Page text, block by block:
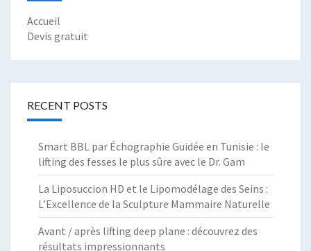
Accueil
Devis gratuit
RECENT POSTS
Smart BBL par Échographie Guidée en Tunisie : le
lifting des fesses le plus sûre avec le Dr. Gam
La Liposuccion HD et le Lipomodélage des Seins :
L’Excellence de la Sculpture Mammaire Naturelle
Avant / après lifting deep plane : découvrez des
résultats impressionnants